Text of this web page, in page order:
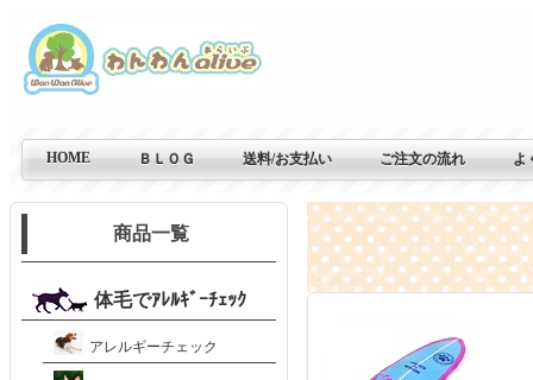
HOME ＢＬＯＧ 送料/お支払い ご注文の流れ よ
商品一覧
体毛でｱﾚﾙｷﾞｰﾁｪｯｸ
アレルギーチェック